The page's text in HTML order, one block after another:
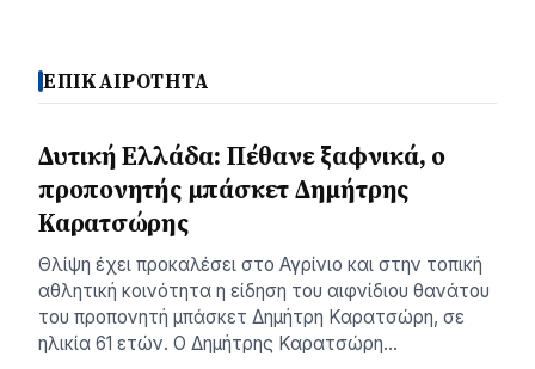
ΕΠΙΚΑΙΡΟΤΗΤΑ
Δυτική Ελλάδα: Πέθανε ξαφνικά, ο
προπονητής μπάσκετ Δημήτρης
Καρατσώρης
Θλίψη έχει προκαλέσει στο Αγρίνιο και στην τοπική
αθλητική κοινότητα η είδηση του αιφνίδιου θανάτου
του προπονητή μπάσκετ Δημήτρη Καρατσώρη, σε
ηλικία 61 ετών. Ο Δημήτρης Καρατσώρη…